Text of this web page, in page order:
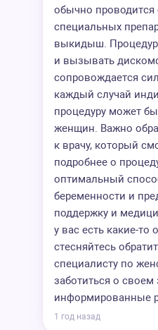
обычно
специальных
выкидыш.
и вызывать
сопровождается
каждый случай
процедуру может
женщин. Важно
к врачу, который
подробнее о
оптимальный
беременности и
поддержку и
у вас есть какие-
стесняйтесь
специалисту по
заботиться о
информированные
1 год назад